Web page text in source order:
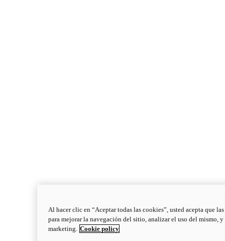
Monster
Al hacer clic en “Aceptar todas las cookies”, usted acepta que
para mejorar la navegación del sitio, analizar el uso del mismo,
marketing. Cookie policy